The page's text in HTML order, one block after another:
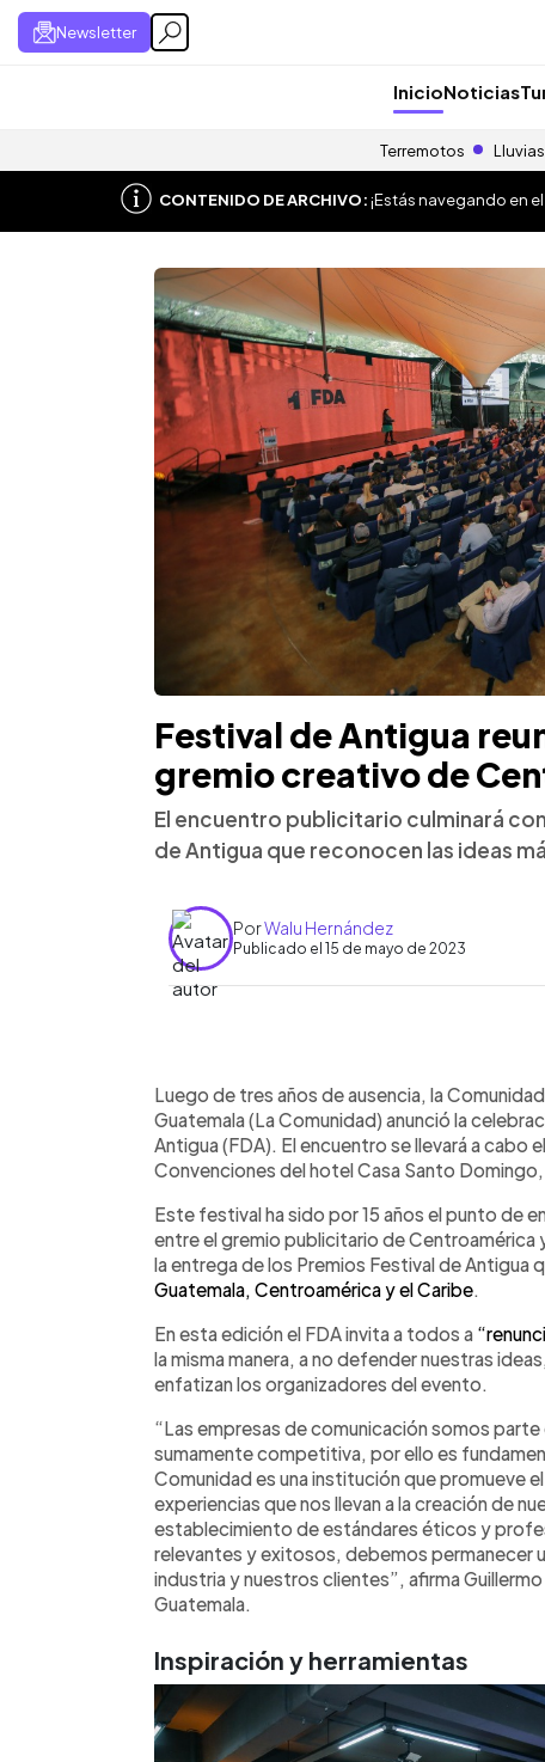
Newsletter
InicioNoticias
Terremotos Lluvias
CONTENIDO DE ARCHIVO:¡Estás navegando en
Festival de Antigua
gremio creativo de
El encuentro publicitario culminará
de Antigua que reconocen las ideas
PorWalu Hernández
Publicado el 15 de mayo de 2023
Escuchar artículo
Luego de tres años de ausencia, la
Guatemala (La Comunidad) anunció la
Antigua (FDA). El encuentro se llevará a cabo
Convenciones del hotel Casa Santo Domingo,
Este festival ha sido por 15 años el punto de
entre el gremio publicitario de Centroamérica
la entrega de los Premios Festival de Antigua
Guatemala, Centroamérica y el Caribe
En esta edición el FDA invita a todos a
la misma manera, a no defender nuestras
enfatizan los organizadores del evento.
“Las empresas de comunicación somos
sumamente competitiva, por ello es
Comunidad es una institución que promueve
experiencias que nos llevan a la creación de
establecimiento de estándares éticos y
relevantes y exitosos, debemos permanecer
industria y nuestros clientes”, afirma
Guatemala.
Inspiración y herramientas